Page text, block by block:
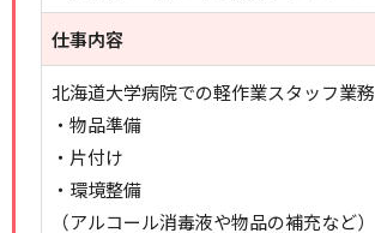
仕事内容
北海道大学病院での軽作業スタッフ業務
・物品準備
・片付け
・環境整備
（アルコール消毒液や物品の補充など）